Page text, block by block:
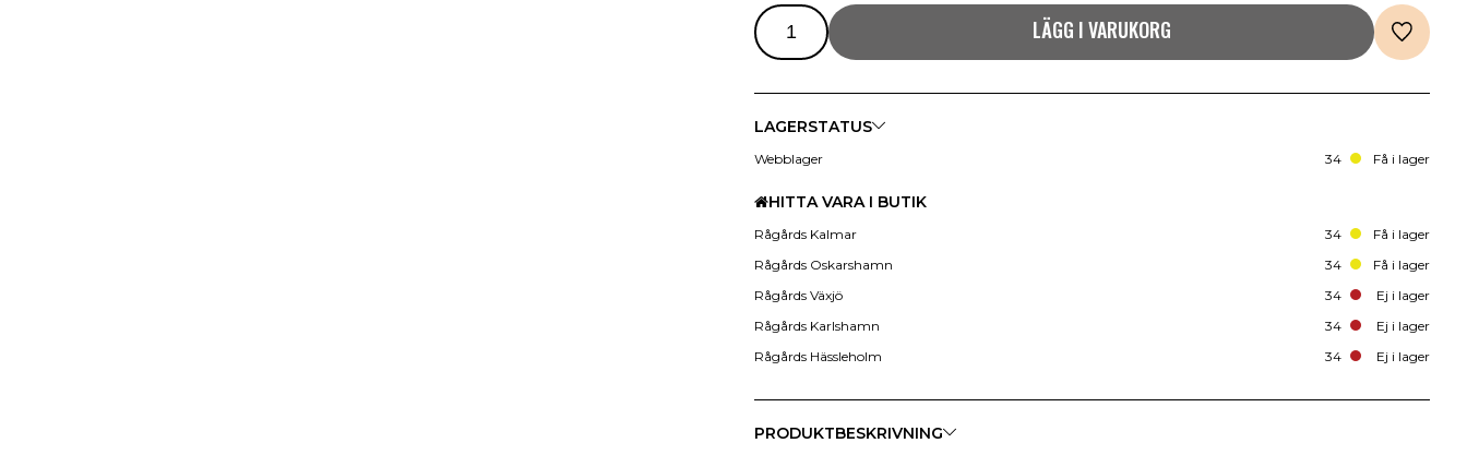
LÄGG I VARUKORG
LAGERSTATUS
Webblager 34 Få i lager
HITTA VARA I BUTIK
Rågårds Kalmar 34
Få i lager
Rågårds Oskarshamn
34
Få i lager
Rågårds Växjö
34
Ej i lager
Rågårds Karlshamn
34
Ej i lager
Rågårds Hässleholm
34 Ej i lager
PRODUKTBESKRIVNING